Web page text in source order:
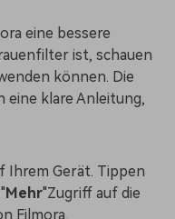
eine bessere
ist, schauen
können. Die
klare Anleitung,
Ihrem Gerät. Tippen
Mehr"Zugriff auf die
Filmora.